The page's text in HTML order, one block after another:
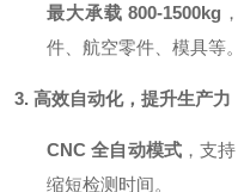
最大承载 800-1500kg
件、航空零件、模具等。
3. 高效自动化，提升生产力
CNC 全自动模式，支持
缩短检测时间。